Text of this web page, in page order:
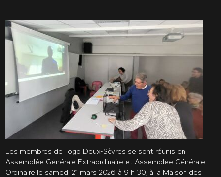
Les membres de Togo Deux-Sèvres se sont réunis en
Assemblée Générale Extraordinaire et Assemblée Générale
Ordinaire le samedi 21 mars 2026 à 9 h 30, à la Maison des